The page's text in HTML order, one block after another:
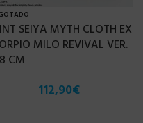
SEIYA MYTH CLOTH EX
MILO REVIVAL VER.
CM
112,90€